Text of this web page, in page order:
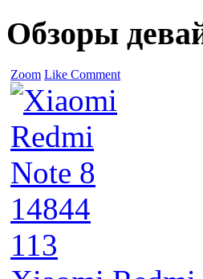
Обзоры
Zoom Like Comment
14844
113